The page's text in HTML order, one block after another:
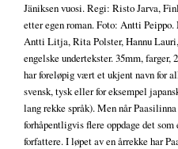
Jäniksen vuosi. Regi: Risto Jarva,
etter egen roman. Foto: Antti
Antti Litja, Rita Polster, Hannu
engelske undertekster. 35mm,
har foreløpig vært et ukjent navn for
svensk, tysk eller for eksempel
lang rekke språk). Men når
forhåpentligvis flere oppdage det
forfattere. I løpet av en årrekke har